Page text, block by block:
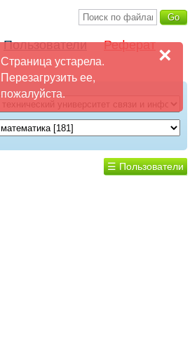
Пользователи
Реферат
☰ Пользователи
×
Страница устарела.
Перезагрузить ее,
пожалуйста.